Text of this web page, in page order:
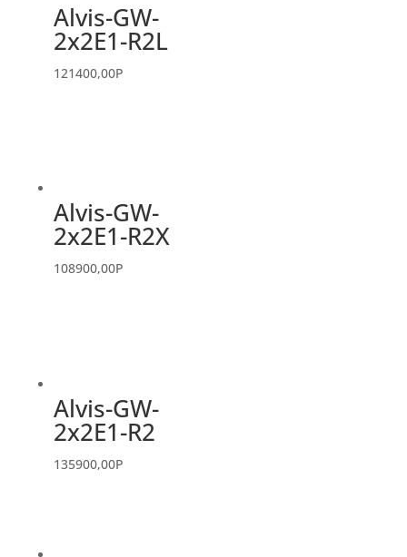
Alvis-GW-
2x2E1-R2L
121400,00P
Alvis-GW-
2x2E1-R2X
108900,00P
Alvis-GW-
2x2E1-R2
135900,00P